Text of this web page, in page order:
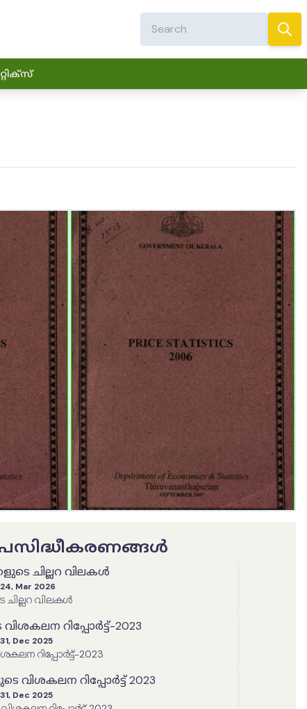
ചില്ലറ വിലകൾ
24, Mar 2026
വിലകൾ
റിപ്പോർട്ട്-2023
31, Dec 2025
റിപ്പോർട്ട്-2023
വിശകലന റിപ്പോർട്ട് 2023
31, Dec 2025